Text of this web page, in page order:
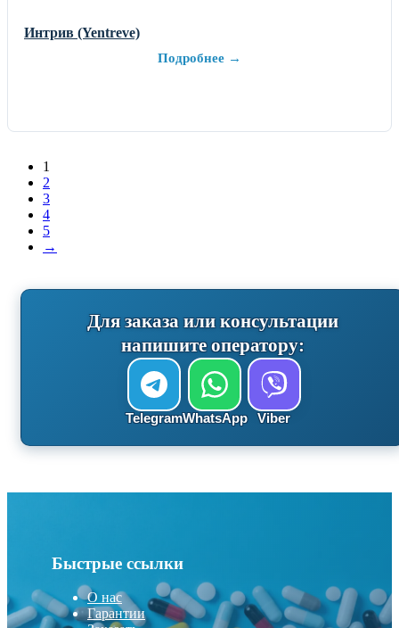
Интрив (Yentreve)
Подробнее →
1
2
3
4
5
→
Для заказа или консультации
напишите оператору:
TelegramWhatsApp Viber
Быстрые ссылки
О нас
Гарантии